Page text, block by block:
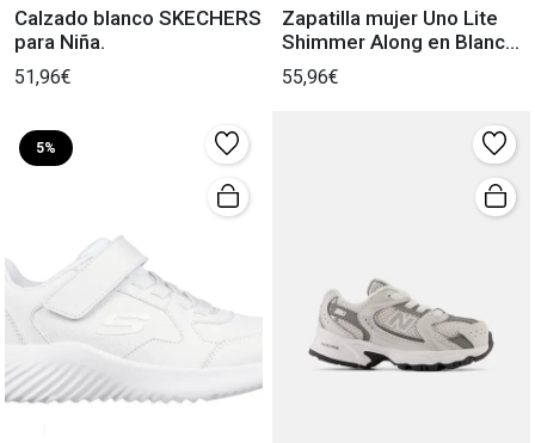
Calzado blanco SKECHERS
para Niña.
51,96€
Zapatilla mujer Uno Lite
Shimmer Along en Blanco
Niña
55,96€
5%